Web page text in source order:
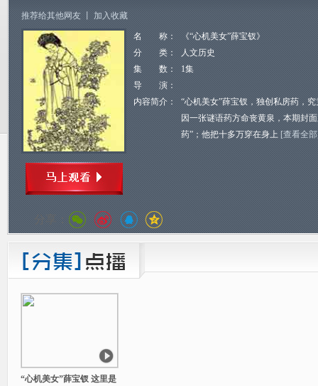
推荐给其他网友 加入收藏
名 称：
《“心机美女”薛宝钗》
分 类：
人文历史
集 数：
1集
导 演：
内容简介：
“心机美女”薛宝钗，独创私房药，
因一张谜语药方命丧黄泉，本期封
药”；他把十多万穿在身上 [查看全
分享：
“心机美女”薛宝钗 这里是